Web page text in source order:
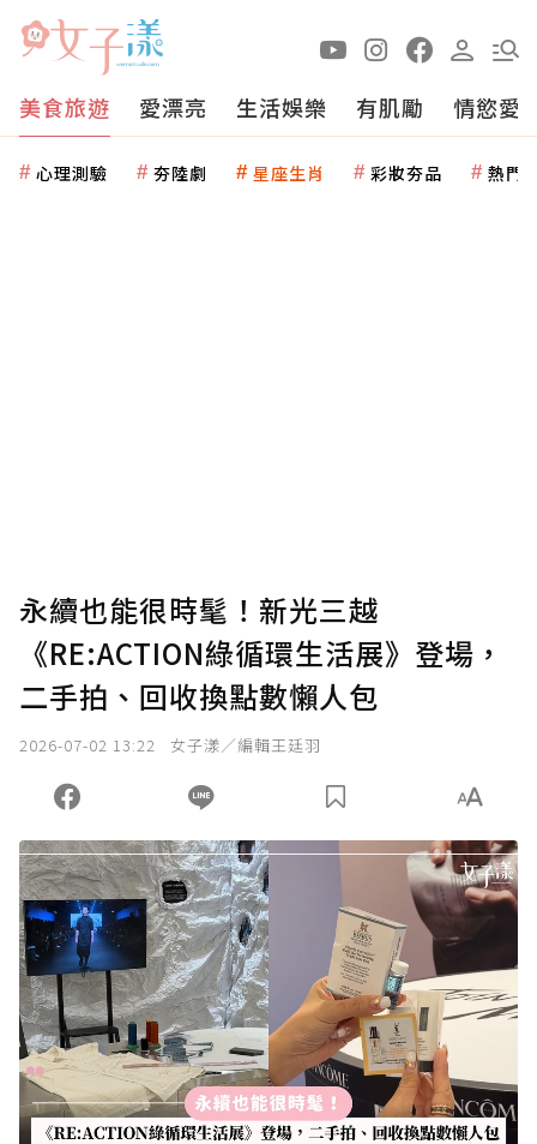
美食旅遊 愛漂亮 生活娛樂 有肌勵 情慾愛
心理測驗 夯陸劇 星座生肖 彩妝夯品 熱門
永續也能很時髦！新光三越
《RE:ACTION綠循環生活展》登場，
二手拍、回收換點數懶人包
2026-07-02 13:22 女子漾／編輯王廷羽